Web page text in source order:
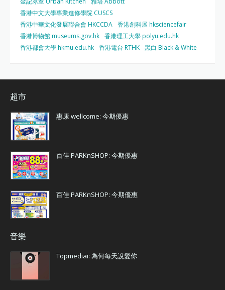
香港中文大學專業進修學院 CUSCS
香港中華文化發展聯合會 HKCCDA 香港創科展 hksciencefair
香港博物館 museums.gov.hk 香港理工大學 polyu.edu.hk
香港都會大學 hkmu.edu.hk 香港電台 RTHK 黑白 Black & White
超市
惠康 wellcome: 今期優惠
百佳 PARKnSHOP: 今期優惠
百佳 PARKnSHOP: 今期優惠
音樂
Topmediai: 為何每天說愛你